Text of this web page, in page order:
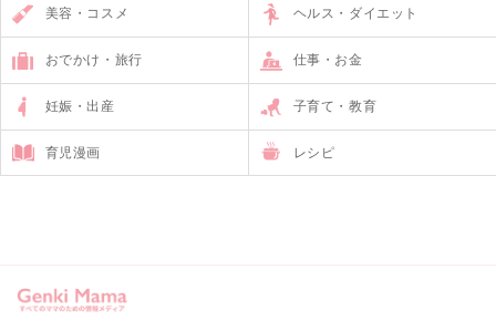
美容・コスメ ヘルス・ダイエット
おでかけ・旅行 仕事・お金
妊娠・出産 子育て・教育
育児漫画 レシピ